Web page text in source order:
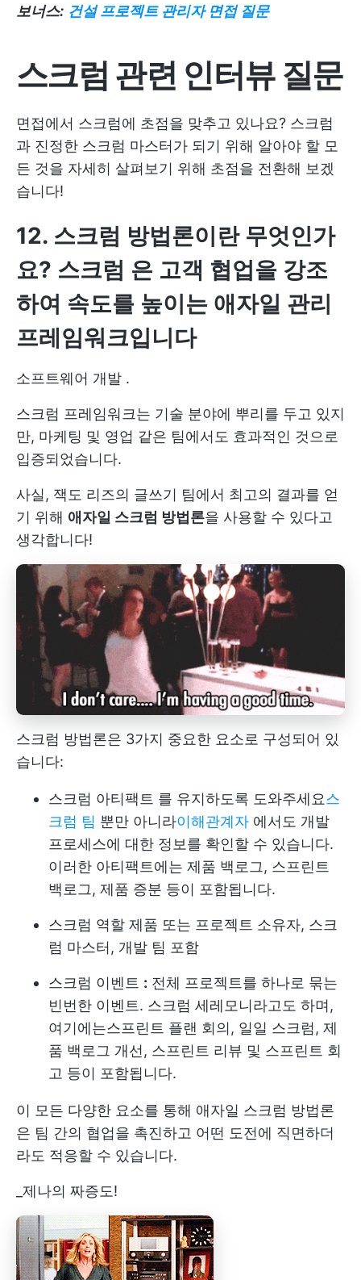
보너스: 건설 프로젝트 관리자 면접 질문
스크럼 관련 인터뷰 질문
면접에서 스크럼에 초점을 맞추고 있나요? 스크럼
과 진정한 스크럼 마스터가 되기 위해 알아야 할 모
든 것을 자세히 살펴보기 위해 초점을 전환해 보겠
습니다!
12. 스크럼 방법론이란 무엇인가
요? 스크럼 은 고객 협업을 강조
하여 속도를 높이는 애자일 관리
프레임워크입니다
소프트웨어 개발 .
스크럼 프레임워크는 기술 분야에 뿌리를 두고 있지
만, 마케팅 및 영업 같은 팀에서도 효과적인 것으로
입증되었습니다.
사실, 잭도 리즈의 글쓰기 팀에서 최고의 결과를 얻
기 위해 애자일 스크럼 방법론을 사용할 수 있다고
생각합니다!
스크럼 방법론은 3가지 중요한 요소로 구성되어 있
습니다:
스크럼 아티팩트 를 유지하도록 도와주세요스
크럼 팀 뿐만 아니라이해관계자 에서도 개발
프로세스에 대한 정보를 확인할 수 있습니다.
이러한 아티팩트에는 제품 백로그, 스프린트
백로그, 제품 증분 등이 포함됩니다.
스크럼 역할 제품 또는 프로젝트 소유자, 스크
럼 마스터, 개발 팀 포함
스크럼 이벤트 : 전체 프로젝트를 하나로 묶는
빈번한 이벤트. 스크럼 세레모니라고도 하며,
여기에는스프린트 플랜 회의, 일일 스크럼, 제
품 백로그 개선, 스프린트 리뷰 및 스프린트 회
고 등이 포함됩니다.
이 모든 다양한 요소를 통해 애자일 스크럼 방법론
은 팀 간의 협업을 촉진하고 어떤 도전에 직면하더
라도 적응할 수 있습니다.
_제나의 짜증도!